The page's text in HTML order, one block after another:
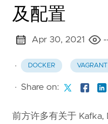
及配置
Apr 30, 2021
· DOCKER VAGRANT
· Share on:
前方许多有关于 Kafka,